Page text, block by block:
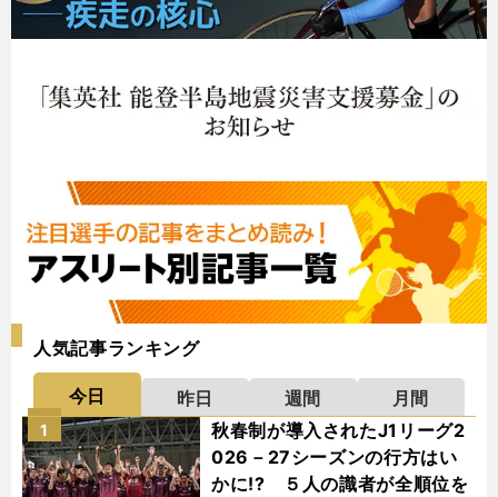
人気記事ランキング
今日 昨日 週間
月間
秋春制が導入されたJ1リーグ2
026－27シーズンの行方はい
かに!? ５人の識者が全順位を
1